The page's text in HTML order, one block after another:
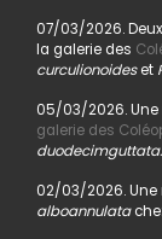
07/03/2026.
la galerie des
curculionoideset
05/03/2026. Une
galerie des
duodecimguttata.
02/03/2026. Une
alboannulata